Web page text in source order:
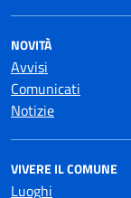
NOVITÀ
Avvisi
Comunicati
Notizie
VIVERE IL COMUNE
Luoghi